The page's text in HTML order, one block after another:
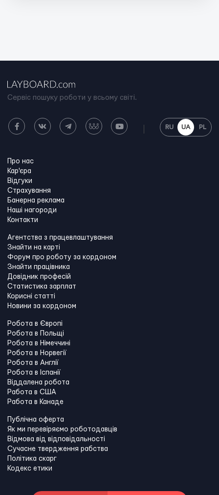
Сервіс пошуку роботи у всьому світі.
RU UA PL
Про нас
Кар'єра
Відгуки
Страхування
Банерна реклама
Наші нагороди
Контакти
Агентства з працевлаштування
Знайти на карті
Форум про роботу за кордоном
Знайти працівника
Довідник професій
Статистика зарплат
Корисні статті
Новини за кордоном
Робота в Європі
Робота в Польщі
Робота в Німеччині
Робота в Норвегії
Робота в Англії
Робота в Іспанії
Віддалена робота
Работа в США
Работа в Канадe
Публічна оферта
Як ми перевіряємо роботодавців
Відмова від відповідальності
Сучасне твердження рабства
Політика скарг
Кодекс етики